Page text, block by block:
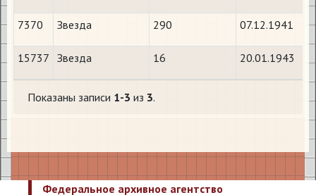
7370 Звезда 290 07.12.1941
15737 Звезда 16 20.01.1943
Показаны записи 1-3 из 3.
Федеральное архивное агентство